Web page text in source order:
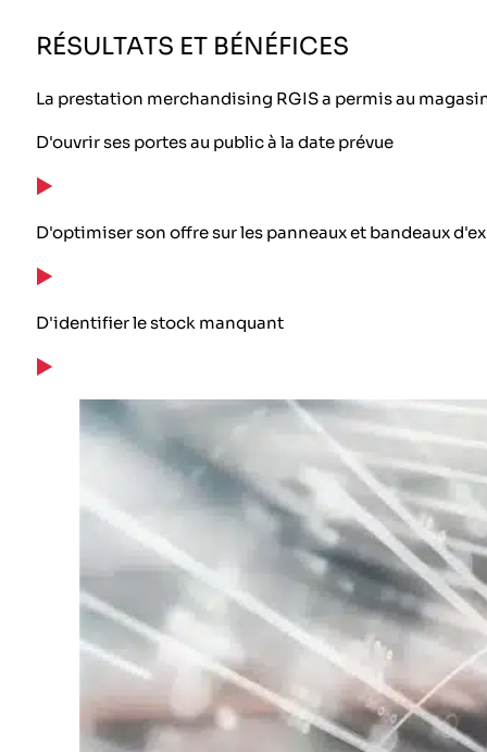
RÉSULTATS ET BÉNÉFICES
La prestation merchandising RGIS a permis au
D'ouvrir ses portes au public à la date prévue
D'optimiser son offre sur les panneaux et bandeaux
D'identifier le stock manquant